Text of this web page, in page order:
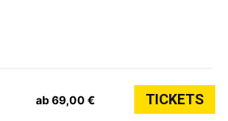
ab 69,00 € TICKETS